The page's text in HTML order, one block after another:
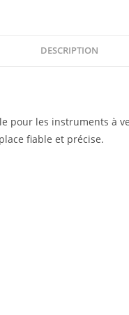
DESCRIPTION
pour les instruments à
fiable et précise.